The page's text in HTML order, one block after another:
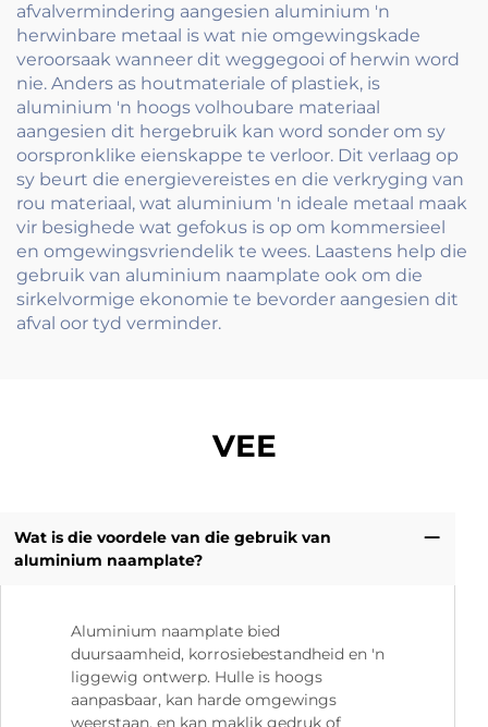
afvalvermindering aangesien aluminium 'n
herwinbare metaal is wat nie omgewingskade
veroorsaak wanneer dit weggegooi of herwin word
nie. Anders as houtmateriale of plastiek, is
aluminium 'n hoogs volhoubare materiaal
aangesien dit hergebruik kan word sonder om sy
oorspronklike eienskappe te verloor. Dit verlaag op
sy beurt die energievereistes en die verkryging van
rou materiaal, wat aluminium 'n ideale metaal maak
vir besighede wat gefokus is op om kommersieel
en omgewingsvriendelik te wees. Laastens help die
gebruik van aluminium naamplate ook om die
sirkelvormige ekonomie te bevorder aangesien dit
afval oor tyd verminder.
VEE
Wat is die voordele van die gebruik van
aluminium naamplate?
Aluminium naamplate bied
duursaamheid, korrosiebestandheid en 'n
liggewig ontwerp. Hulle is hoogs
aanpasbaar, kan harde omgewings
weerstaan, en kan maklik gedruk of